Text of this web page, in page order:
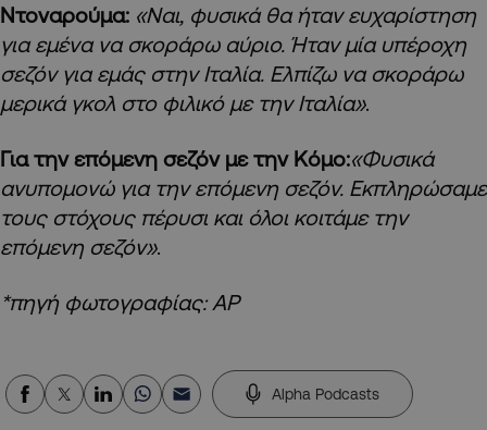
Ντοναρούμα: «Ναι, φυσικά θα ήταν ευχαρίστηση
για εμένα να σκοράρω αύριο. Ήταν μία υπέροχη
σεζόν για εμάς στην Ιταλία. Ελπίζω να σκοράρω
μερικά γκολ στο φιλικό με την Ιταλία».
Για την επόμενη σεζόν με την Κόμο:«Φυσικά
ανυπομονώ για την επόμενη σεζόν. Εκπληρώσαμε
τους στόχους πέρυσι και όλοι κοιτάμε την
επόμενη σεζόν».
*πηγή φωτογραφίας: AP
Alpha Podcasts